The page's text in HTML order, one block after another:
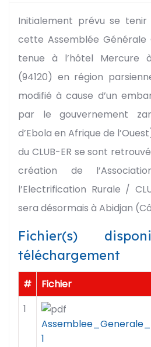
Initialement prévu se tenir
cette Assemblée Générale
tenue à l’hôtel Mercure
(94120) en région
modifié à cause d’un
par le gouvernement
d’Ebola en Afrique de
du CLUB-ER se sont
création de
l’Electrification Rurale /
sera désormais à Abidjan
Fichier(s)
téléchargement
#
Fichier
1
1